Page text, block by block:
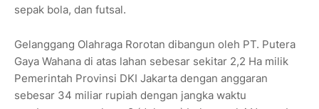
sepak bola, dan futsal.
Gelanggang Olahraga Rorotan dibangun oleh PT. Putera
Gaya Wahana di atas lahan sebesar sekitar 2,2 Ha milik
Pemerintah Provinsi DKI Jakarta dengan anggaran
sebesar 34 miliar rupiah dengan jangka waktu